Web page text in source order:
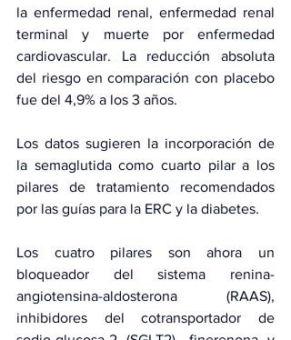
la enfermedad renal, enfermedad renal
terminal y muerte por enfermedad
cardiovascular. La reducción absoluta
del riesgo en comparación con placebo
fue del 4,9% a los 3 años.
Los datos sugieren la incorporación de
la semaglutida como cuarto pilar a los
pilares de tratamiento recomendados
por las guías para la ERC y la diabetes.
Los cuatro pilares son ahora un
bloqueador del sistema renina-
angiotensina-aldosterona (RAAS),
inhibidores del cotransportador de